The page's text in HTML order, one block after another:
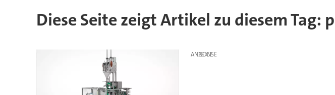
Diese Seite zeigt Artikel zu diesem Tag:
ANZEIGE